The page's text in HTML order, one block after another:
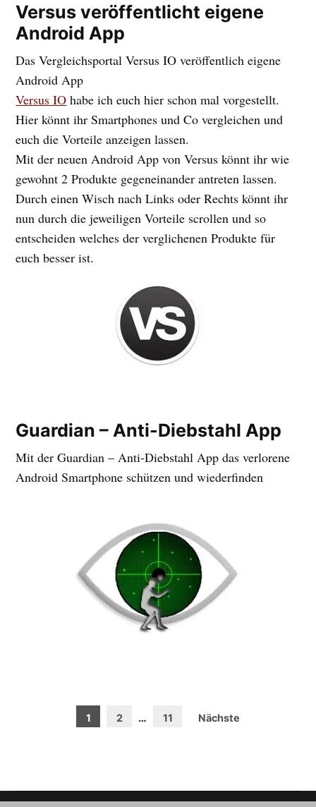
Versus veröffentlicht eigene
Android App
Das Vergleichsportal Versus IO veröffentlich eigene
Android App
Versus IO habe ich euch hier schon mal vorgestellt.
Hier könnt ihr Smartphones und Co vergleichen und
euch die Vorteile anzeigen lassen.
Mit der neuen Android App von Versus könnt ihr wie
gewohnt 2 Produkte gegeneinander antreten lassen.
Durch einen Wisch nach Links oder Rechts könnt ihr
nun durch die jeweiligen Vorteile scrollen und so
entscheiden welches der verglichenen Produkte für
euch besser ist.
Guardian – Anti-Diebstahl App
Mit der Guardian – Anti-Diebstahl App das verlorene
Android Smartphone schützen und wiederfinden
Seitennummerierung
1 2 … 11 Nächste